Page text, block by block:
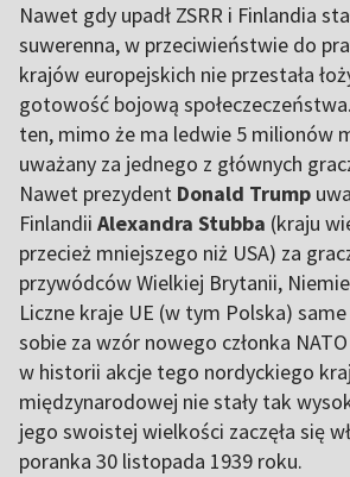
Nawet gdy upadł ZSRR i Finlandia
suwerenna, w przeciwieństwie do
krajów europejskich nie przestała
gotowość bojową
ten, mimo że ma ledwie 5 milionów
uważany za jednego z głównych
Nawet prezydent Donald Trump
Finlandii Alexandra Stubba (kraju
przecież mniejszego niż USA) za
przywódców Wielkiej Brytanii,
Liczne kraje UE (w tym Polska)
sobie za wzór nowego członka
w historii akcje tego nordyckiego
międzynarodowej nie stały tak
jego swoistej wielkości zaczęła się
poranka 30 listopada 1939 roku.